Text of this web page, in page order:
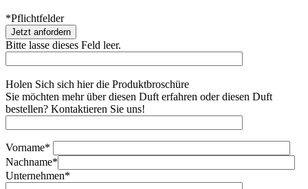
*Pflichtfelder
Bitte lasse dieses Feld leer.
Holen Sich sich hier die Produktbroschüre
Sie möchten mehr über diesen Duft erfahren oder diesen Duft
bestellen? Kontaktieren Sie uns!
Vorname*
Nachname*
Unternehmen*